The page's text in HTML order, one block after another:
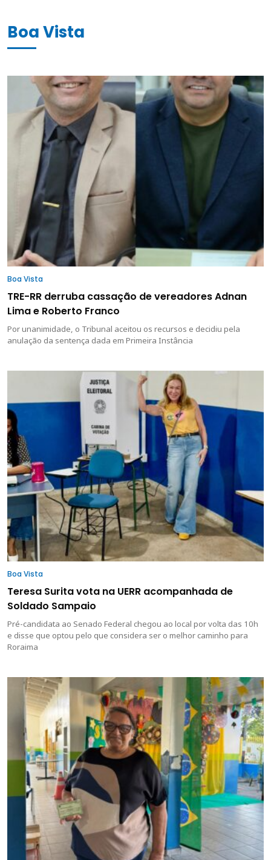
Boa Vista
Boa Vista
TRE-RR derruba cassação de vereadores Adnan
Lima e Roberto Franco
Por unanimidade, o Tribunal aceitou os recursos e decidiu pela
anulação da sentença dada em Primeira Instância
Boa Vista
Teresa Surita vota na UERR acompanhada de
Soldado Sampaio
Pré-candidata ao Senado Federal chegou ao local por volta das 10h
e disse que optou pelo que considera ser o melhor caminho para
Roraima